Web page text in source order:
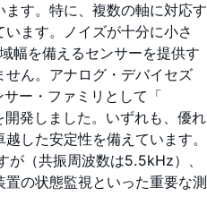
す。特に、複数の軸に対応す
ます。ノイズが十分に小さ
幅を備えるセンサーを提供す
ん。アナログ・デバイセズ
ー・ファミリとして「
開発しました。いずれも、優れ
した安定性を備えています。
（共振周波数は5.5kHz）、
の状態監視といった重要な測